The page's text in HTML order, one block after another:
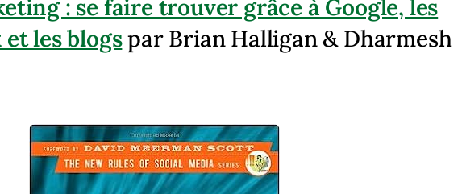
: se faire trouver grâce à Google, les
les blogspar Brian Halligan & Dharmesh